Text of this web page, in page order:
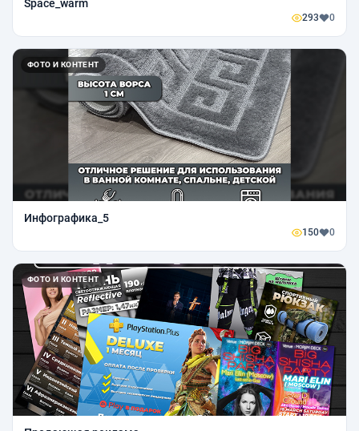
Space_warm
293 0
ФОТО И КОНТЕНТ
Инфографика_5
150 0
ФОТО И КОНТЕНТ